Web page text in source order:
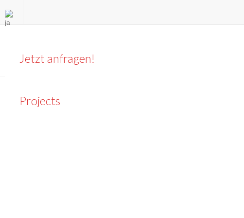
Jetzt anfragen!
Projects